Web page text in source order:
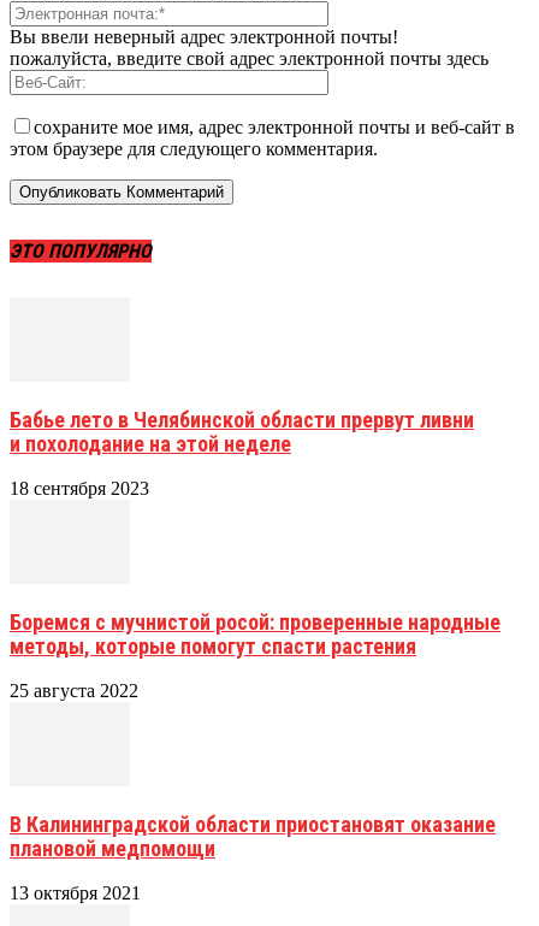
Вы ввели неверный адрес электронной почты!
пожалуйста, введите свой адрес электронной почты здесь
сохраните мое имя, адрес электронной почты и веб-сайт в
этом браузере для следующего комментария.
ЭТО ПОПУЛЯРНО
Бабье лето в Челябинской области прервут ливни
и похолодание на этой неделе
18 сентября 2023
Боремся с мучнистой росой: проверенные народные
методы, которые помогут спасти растения
25 августа 2022
В Калининградской области приостановят оказание
плановой медпомощи
13 октября 2021